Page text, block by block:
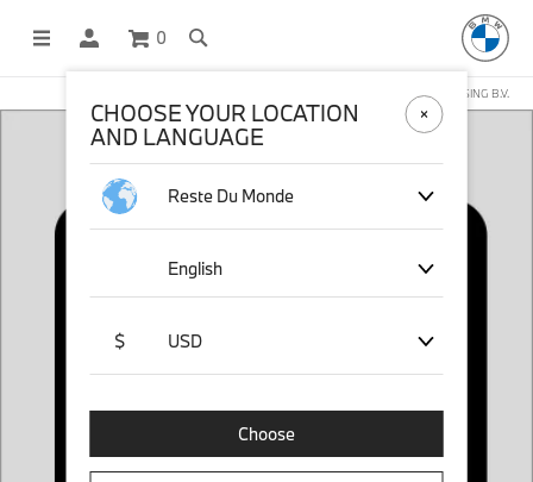
0
BOUTIQUE EN LIGNE GÉRÉE PAR STICHD SPORTSMERCHANDISING B.V.
CHOOSE YOUR LOCATION
AND LANGUAGE
Reste Du Monde
English
$ USD
Choose